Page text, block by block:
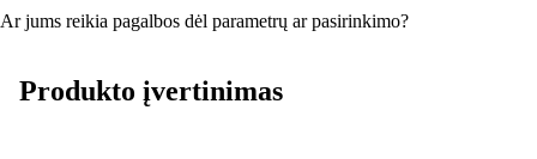
Ar jums reikia pagalbos dėl parametrų ar pasirinkimo?
Produkto įvertinimas